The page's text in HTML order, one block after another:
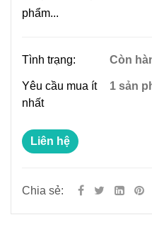
phẩm...
Tình trạng: Còn
Yêu cầu mua ít
nhất
1 sản
Liên hệ
Chia sẻ: